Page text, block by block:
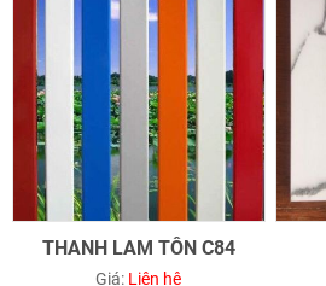
THANH LAM TÔN C84
Giá: Liên hệ